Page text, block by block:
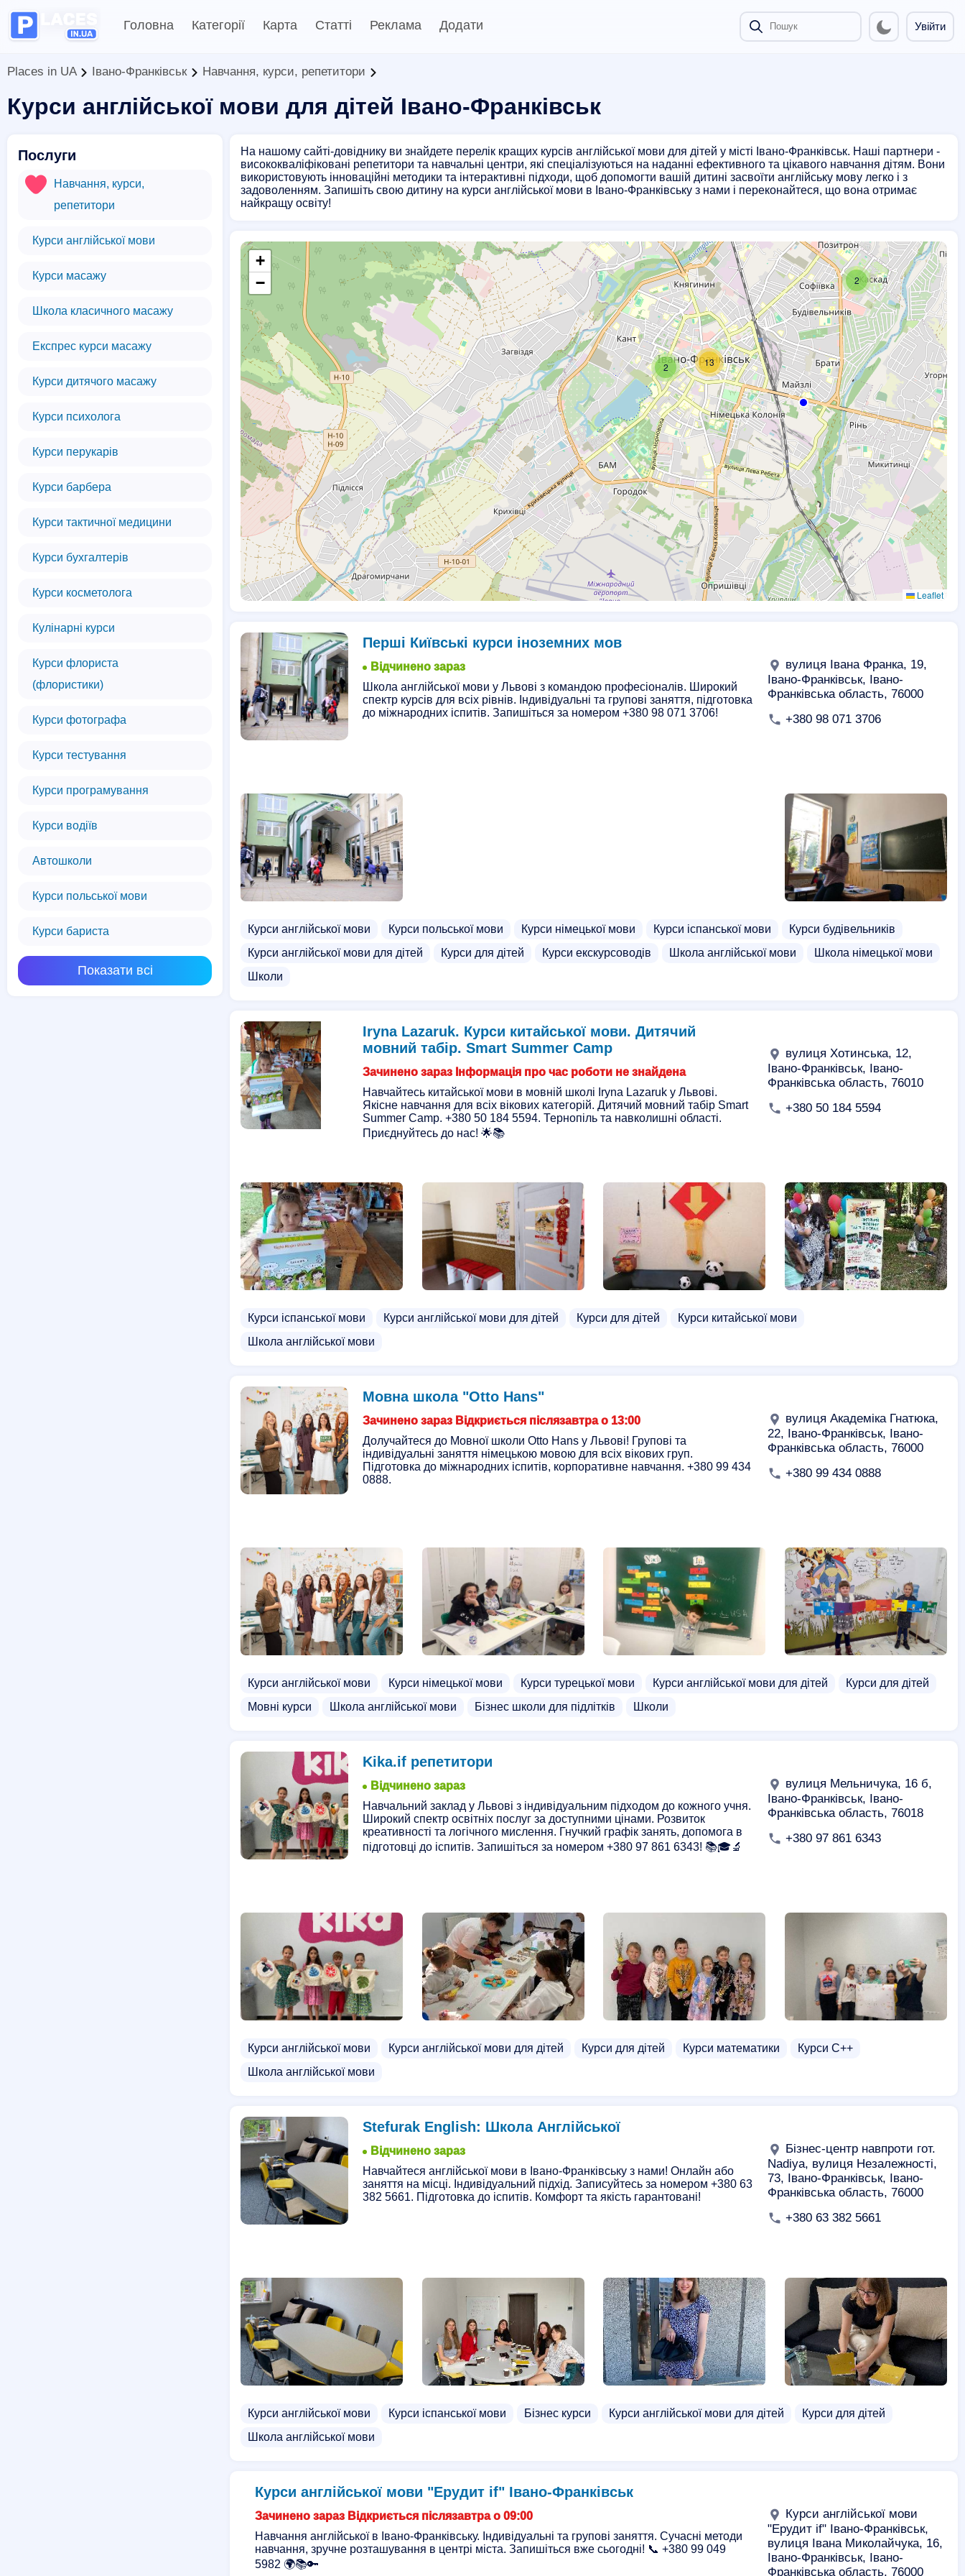
Головна Категорії Карта Статті Реклама Додати Увійти
Places in UA Івано-Франківськ Навчання, курси, репетитори
Курси англійської мови для дітей Івано-Франківськ
Послуги
Навчання, курси,
репетитори
Курси англійської мови
Курси масажу
Школа класичного масажу
Експрес курси масажу
Курси дитячого масажу
Курси психолога
Курси перукарів
Курси барбера
Курси тактичної медицини
Курси бухгалтерів
Курси косметолога
Кулінарні курси
Курси флориста
(флористики)
Курси фотографа
Курси тестування
Курси програмування
Курси водіїв
Автошколи
Курси польської мови
Курси бариста
Показати всі
На нашому сайті-довіднику ви знайдете перелік кращих курсів англійської мови для дітей у місті Івано-Франківськ. Наші партнери -
висококваліфіковані репетитори та навчальні центри, які спеціалізуються на наданні ефективного та цікавого навчання дітям. Вони
використовують інноваційні методики та інтерактивні підходи, щоб допомогти вашій дитині засвоїти англійську мову легко і з
задоволенням. Запишіть свою дитину на курси англійської мови в Івано-Франківську з нами і переконайтеся, що вона отримає
найкращу освіту!
2
13
2
+
−
Leaflet
Перші Київські курси іноземних мов
Відчинено зараз
Школа англійської мови у Львові з командою професіоналів. Широкий
спектр курсів для всіх рівнів. Індивідуальні та групові заняття, підготовка
до міжнародних іспитів. Запишіться за номером +380 98 071 3706!
вулиця Івана Франка, 19,
Івано-Франківськ, Івано-
Франківська область, 76000
+380 98 071 3706
Курси англійської мови Курси польської мови Курси німецької мови Курси іспанської мови
Курси будівельників
Курси англійської мови для дітей
Курси для дітей Курси екскурсоводів Школа англійської мови
Школа німецької мови
Школи
Iryna Lazaruk. Курси китайської мови. Дитячий
мовний табір. Smart Summer Camp
Зачинено зараз Інформація про час роботи не знайдена
Навчайтесь китайської мови в мовній школі Iryna Lazaruk у Львові.
Якісне навчання для всіх вікових категорій. Дитячий мовний табір Smart
Summer Camp. +380 50 184 5594. Тернопіль та навколишні області.
Приєднуйтесь до нас! 🌟📚
вулиця Хотинська, 12,
Івано-Франківськ, Івано-
Франківська область, 76010
+380 50 184 5594
Курси іспанської мови Курси англійської мови для дітей Курси для дітей
Курси китайської мови
Школа англійської мови
Мовна школа "Otto Hans"
Зачинено зараз Відкриється післязавтра о 13:00
Долучайтеся до Мовної школи Otto Hans у Львові! Групові та
індивідуальні заняття німецькою мовою для всіх вікових груп.
Підготовка до міжнародних іспитів, корпоративне навчання. +380 99 434
0888.
вулиця Академіка Гнатюка,
22, Івано-Франківськ, Івано-
Франківська область, 76000
+380 99 434 0888
Курси англійської мови Курси німецької мови Курси турецької мови Курси англійської мови для дітей
Курси для дітей
Мовні курси
Школа англійської мови Бізнес школи для підлітків Школи
Kika.if репетитори
Відчинено зараз
Навчальний заклад у Львові з індивідуальним підходом до кожного учня.
Широкий спектр освітніх послуг за доступними цінами. Розвиток
креативності та логічного мислення. Гнучкий графік занять, допомога в
підготовці до іспитів. Запишіться за номером +380 97 861 6343! 📚🎓🔬
вулиця Мельничука, 16 б,
Івано-Франківськ, Івано-
Франківська область, 76018
+380 97 861 6343
Курси англійської мови Курси англійської мови для дітей Курси для дітей Курси математики
Курси C++
Школа англійської мови
Stefurak English: Школа Англійської
Відчинено зараз
Навчайтеся англійської мови в Івано-Франківську з нами! Онлайн або
заняття на місці. Індивідуальний підхід. Записуйтесь за номером +380 63
382 5661. Підготовка до іспитів. Комфорт та якість гарантовані!
Бізнес-центр навпроти гот.
Nadiya, вулиця Незалежності,
73, Івано-Франківськ, Івано-
Франківська область, 76000
+380 63 382 5661
Курси англійської мови Курси іспанської мови Бізнес курси Курси англійської мови для дітей
Курси для дітей
Школа англійської мови
Курси англійської мови "Ерудит if" Івано-Франківськ
Зачинено зараз Відкриється післязавтра о 09:00
Навчання англійської в Івано-Франківську. Індивідуальні та групові заняття. Сучасні методи
навчання, зручне розташування в центрі міста. Запишіться вже сьогодні! 📞 +380 99 049
5982 🌍📚🔑
Курси англійської мови
"Ерудит if" Івано-Франківськ,
вулиця Івана Миколайчука, 16,
Івано-Франківськ, Івано-
Франківська область, 76000